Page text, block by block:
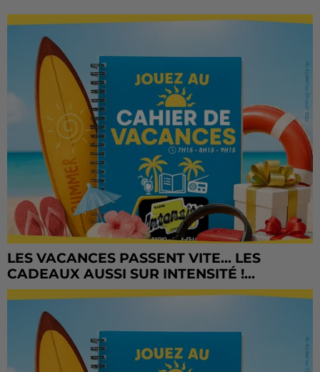
LES VACANCES PASSENT VITE... LES
CADEAUX AUSSI SUR INTENSITÉ !...